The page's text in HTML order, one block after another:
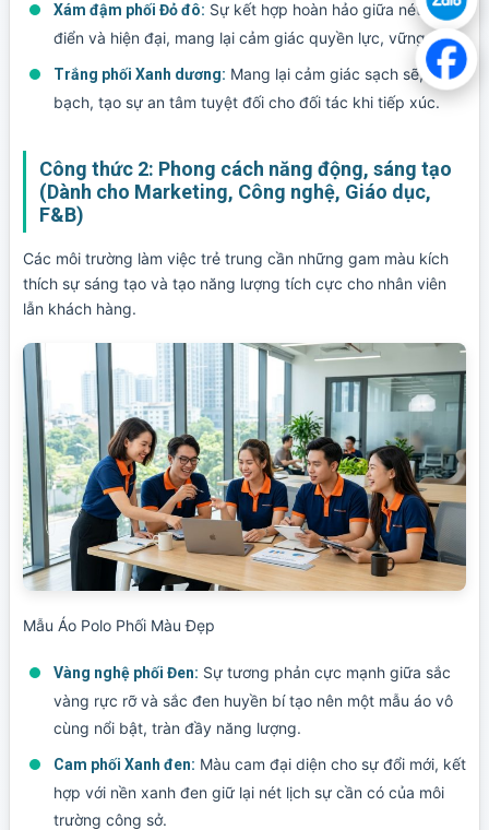
Xám đậm phối Đỏ đô: Sự kết hợp hoàn hảo giữa nét cổ
điển và hiện đại, mang lại cảm giác quyền lực, vững chãi.
Trắng phối Xanh dương: Mang lại cảm giác sạch sẽ, minh
bạch, tạo sự an tâm tuyệt đối cho đối tác khi tiếp xúc.
Công thức 2: Phong cách năng động, sáng tạo
(Dành cho Marketing, Công nghệ, Giáo dục,
F&B)
Các môi trường làm việc trẻ trung cần những gam màu kích
thích sự sáng tạo và tạo năng lượng tích cực cho nhân viên
lẫn khách hàng.
Mẫu Áo Polo Phối Màu Đẹp
Vàng nghệ phối Đen: Sự tương phản cực mạnh giữa sắc
vàng rực rỡ và sắc đen huyền bí tạo nên một mẫu áo vô
cùng nổi bật, tràn đầy năng lượng.
Cam phối Xanh đen: Màu cam đại diện cho sự đổi mới, kết
hợp với nền xanh đen giữ lại nét lịch sự cần có của môi
trường công sở.